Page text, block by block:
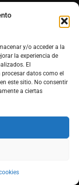
y/o acceder a la
la experiencia de
El
datos como el
este sitio. No consentir
a ciertas